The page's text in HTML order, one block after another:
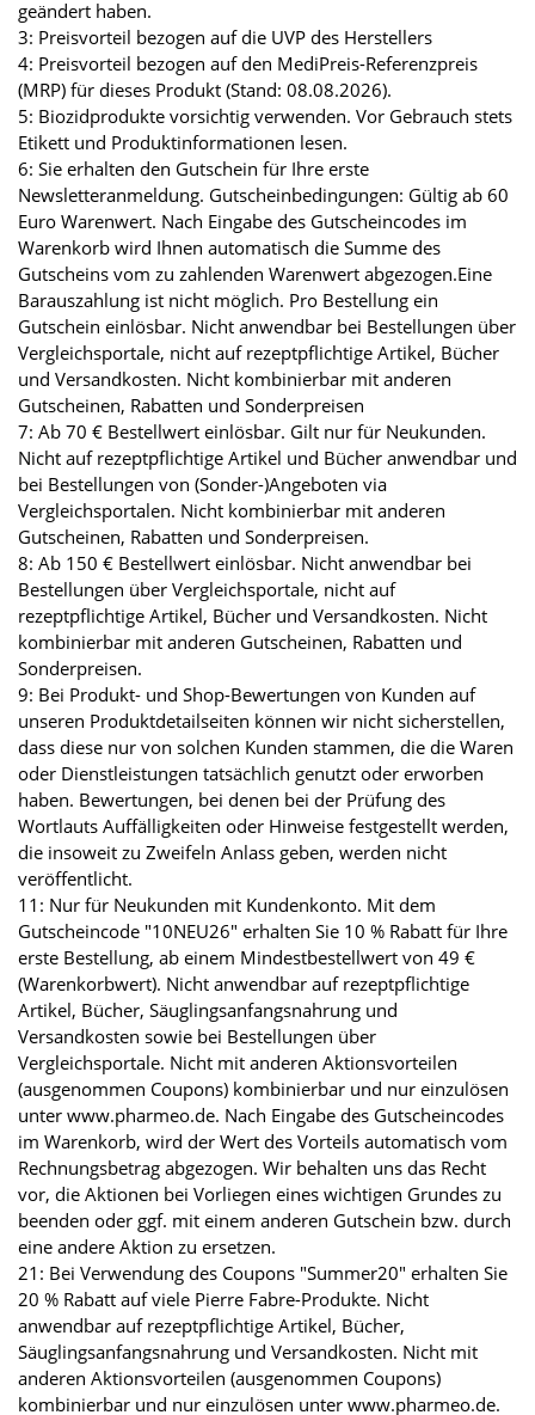
geändert haben.
3: Preisvorteil bezogen auf die UVP des Herstellers
4: Preisvorteil bezogen auf den MediPreis-Referenzpreis
(MRP) für dieses Produkt (Stand: 08.08.2026).
5: Biozidprodukte vorsichtig verwenden. Vor Gebrauch stets
Etikett und Produktinformationen lesen.
6: Sie erhalten den Gutschein für Ihre erste
Newsletteranmeldung. Gutscheinbedingungen: Gültig ab 60
Euro Warenwert. Nach Eingabe des Gutscheincodes im
Warenkorb wird Ihnen automatisch die Summe des
Gutscheins vom zu zahlenden Warenwert abgezogen.Eine
Barauszahlung ist nicht möglich. Pro Bestellung ein
Gutschein einlösbar. Nicht anwendbar bei Bestellungen über
Vergleichsportale, nicht auf rezeptpflichtige Artikel, Bücher
und Versandkosten. Nicht kombinierbar mit anderen
Gutscheinen, Rabatten und Sonderpreisen
7: Ab 70 € Bestellwert einlösbar. Gilt nur für Neukunden.
Nicht auf rezeptpflichtige Artikel und Bücher anwendbar und
bei Bestellungen von (Sonder-)Angeboten via
Vergleichsportalen. Nicht kombinierbar mit anderen
Gutscheinen, Rabatten und Sonderpreisen.
8: Ab 150 € Bestellwert einlösbar. Nicht anwendbar bei
Bestellungen über Vergleichsportale, nicht auf
rezeptpflichtige Artikel, Bücher und Versandkosten. Nicht
kombinierbar mit anderen Gutscheinen, Rabatten und
Sonderpreisen.
9: Bei Produkt- und Shop-Bewertungen von Kunden auf
unseren Produktdetailseiten können wir nicht sicherstellen,
dass diese nur von solchen Kunden stammen, die die Waren
oder Dienstleistungen tatsächlich genutzt oder erworben
haben. Bewertungen, bei denen bei der Prüfung des
Wortlauts Auffälligkeiten oder Hinweise festgestellt werden,
die insoweit zu Zweifeln Anlass geben, werden nicht
veröffentlicht.
11: Nur für Neukunden mit Kundenkonto. Mit dem
Gutscheincode "10NEU26" erhalten Sie 10 % Rabatt für Ihre
erste Bestellung, ab einem Mindestbestellwert von 49 €
(Warenkorbwert). Nicht anwendbar auf rezeptpflichtige
Artikel, Bücher, Säuglingsanfangsnahrung und
Versandkosten sowie bei Bestellungen über
Vergleichsportale. Nicht mit anderen Aktionsvorteilen
(ausgenommen Coupons) kombinierbar und nur einzulösen
unter www.pharmeo.de. Nach Eingabe des Gutscheincodes
im Warenkorb, wird der Wert des Vorteils automatisch vom
Rechnungsbetrag abgezogen. Wir behalten uns das Recht
vor, die Aktionen bei Vorliegen eines wichtigen Grundes zu
beenden oder ggf. mit einem anderen Gutschein bzw. durch
eine andere Aktion zu ersetzen.
21: Bei Verwendung des Coupons "Summer20" erhalten Sie
20 % Rabatt auf viele Pierre Fabre-Produkte. Nicht
anwendbar auf rezeptpflichtige Artikel, Bücher,
Säuglingsanfangsnahrung und Versandkosten. Nicht mit
anderen Aktionsvorteilen (ausgenommen Coupons)
kombinierbar und nur einzulösen unter www.pharmeo.de.